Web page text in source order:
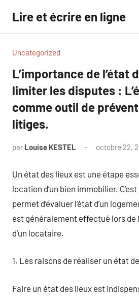
contenu
Lire et écrire en ligne
Uncategorized
L’importance de l’état
limiter les disputes :
comme outil de
litiges.
par Louise KESTEL octobre 22,
Un état des lieux est une étape
location d’un bien immobilier.
permet d’évaluer l’état d’un
est généralement effectué lors de
d’un locataire.
1. Les raisons de réaliser un état
Faire un état des lieux est